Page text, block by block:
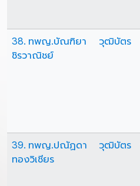
38. ทพญ.บัณฑิยา
ชิรวาณิชย์
วุฒิบัตร
39. ทพญ.ปณัฏดา
ทองวิเชียร
วุฒิบัตร